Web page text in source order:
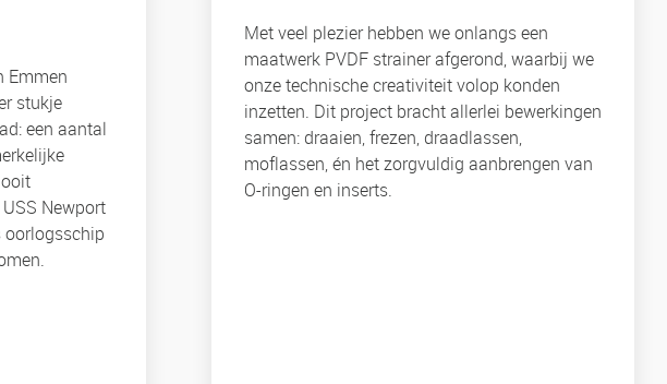
Emmen
stukje
een aantal
Newport
oorlogsschip
Met veel plezier hebben we onlangs een
maatwerk PVDF strainer afgerond, waarbij we
onze technische creativiteit volop konden
inzetten. Dit project bracht allerlei bewerkingen
samen: draaien, frezen, draadlassen,
moflassen, én het zorgvuldig aanbrengen van
O-ringen en inserts.